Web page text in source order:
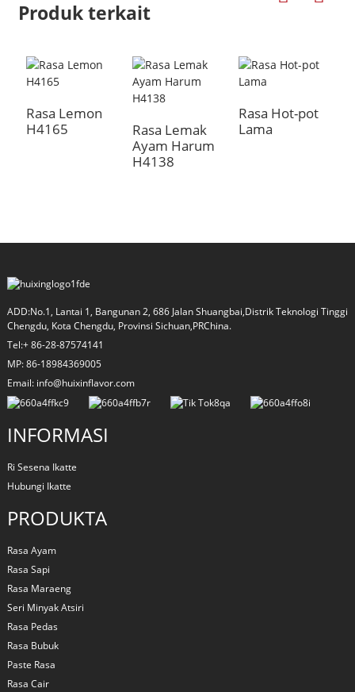
Produk terkait
Rasa Lemon
H4165
Rasa Lemak
Ayam Harum
H4138
Rasa Hot-pot
Lama
ADD:No.1, Lantai 1, Bangunan 2, 686 Jalan Shuangbai,Distrik Teknologi Tinggi
Chengdu, Kota Chengdu, Provinsi Sichuan,PRChina.
Tel:+ 86-28-87574141
MP: 86-18984369005
Email: info@huixinflavor.com
INFORMASI
Ri Sesena Ikatte
Hubungi Ikatte
PRODUKTA
Rasa Ayam
Rasa Sapi
Rasa Maraeng
Seri Minyak Atsiri
Rasa Pedas
Rasa Bubuk
Paste Rasa
Rasa Cair